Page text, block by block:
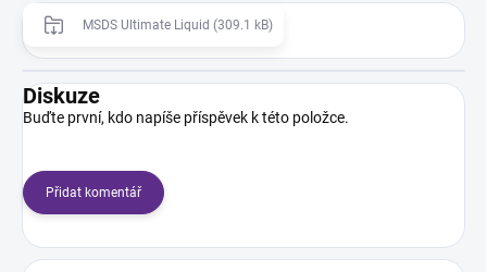
MSDS Ultimate Liquid (309.1 kB)
Diskuze
Buďte první, kdo napíše příspěvek k této položce.
Přidat komentář